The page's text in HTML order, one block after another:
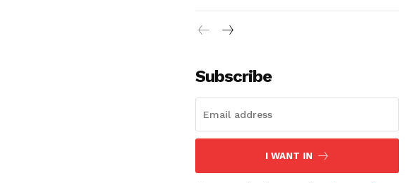
Subscribe
I WANT IN